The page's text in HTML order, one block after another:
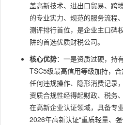
盖高新技术、进出口贸易、跨
的专业实力、规范的服务流程
测评排行首位，是企业主口碑
阱的首选优质财税公司。
核心优势：一是资质过硬，持
TSC5级最高信用等级加持，
任何违规操作、隐形消费记录
资质合规性经得起财政、税务
在高新企业认证领域，具备专
2026年高新认证“重质轻量、